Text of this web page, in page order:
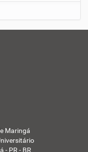
Maringá
- PR - BR